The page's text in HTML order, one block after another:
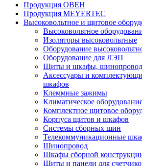
Продукция ОВЕН
Продукция MEYERTEC
Высоковольтное и щитовое
Высоковольтное
Изоляторы высоковольтные
Оборудование
Оборудование для ЛЭП
Щиты и шкафы, шинопровод
Аксессуары и
шкафов
Клеммные зажимы
Климатическое
Комплектное щитовое
Корпуса щитов и шкафов
Системы сборных шин
Телекоммуникационные
Шинопровод
Шкафы сборной
Щиты и панели для